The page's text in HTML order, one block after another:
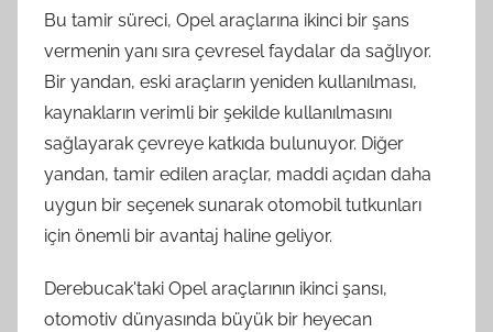
Bu tamir süreci, Opel araçlarına ikinci bir şans
vermenin yanı sıra çevresel faydalar da sağlıyor.
Bir yandan, eski araçların yeniden kullanılması,
kaynakların verimli bir şekilde kullanılmasını
sağlayarak çevreye katkıda bulunuyor. Diğer
yandan, tamir edilen araçlar, maddi açıdan daha
uygun bir seçenek sunarak otomobil tutkunları
için önemli bir avantaj haline geliyor.
Derebucak'taki Opel araçlarının ikinci şansı,
otomotiv dünyasında büyük bir heyecan